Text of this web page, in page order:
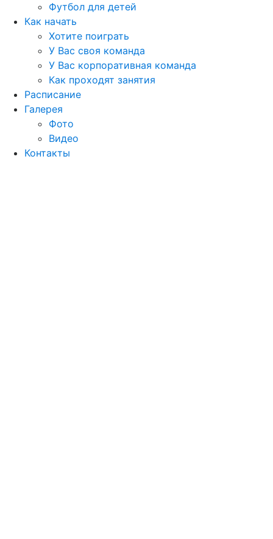
Футбол для детей
Как начать
Хотите поиграть
У Вас своя команда
У Вас корпоративная команда
Как проходят занятия
Расписание
Галерея
Фото
Видео
Контакты